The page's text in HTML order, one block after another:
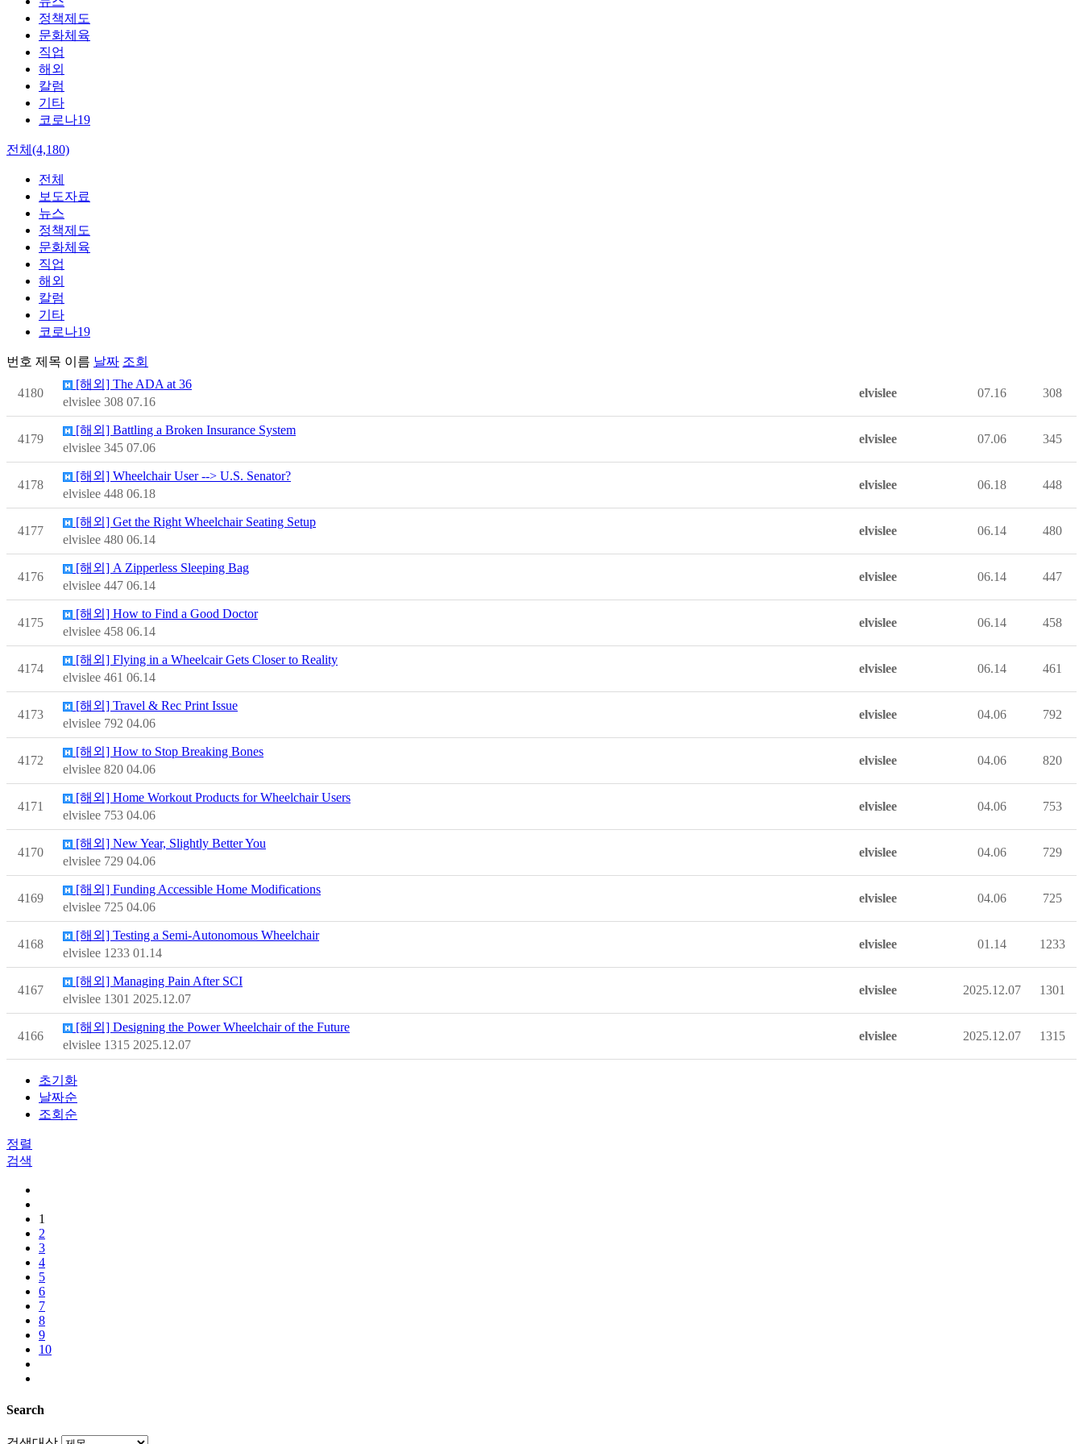
정책제도
문화체육
직업
해외
칼럼
기타
코로나19
전체(4,180)
전체
보도자료
뉴스
정책제도
문화체육
직업
해외
칼럼
기타
코로나19
번호 제목 이름 날짜 조회
4180
[해외] The ADA at 36
elvislee 308 07.16
elvislee 07.16 308
4179
[해외] Battling a Broken Insurance System
elvislee 345 07.06
elvislee 07.06 345
4178
[해외] Wheelchair User --> U.S. Senator?
elvislee 448 06.18
elvislee 06.18 448
4177
[해외] Get the Right Wheelchair Seating Setup
elvislee 480 06.14
elvislee 06.14 480
4176
[해외] A Zipperless Sleeping Bag
elvislee 447 06.14
elvislee 06.14 447
4175
[해외] How to Find a Good Doctor
elvislee 458 06.14
elvislee 06.14 458
4174
[해외] Flying in a Wheelcair Gets Closer to Reality
elvislee 461 06.14
elvislee 06.14 461
4173
[해외] Travel & Rec Print Issue
elvislee 792 04.06
elvislee 04.06 792
4172
[해외] How to Stop Breaking Bones
elvislee 820 04.06
elvislee 04.06 820
4171
[해외] Home Workout Products for Wheelchair Users
elvislee 753 04.06
elvislee 04.06 753
4170
[해외] New Year, Slightly Better You
elvislee 729 04.06
elvislee 04.06 729
4169
[해외] Funding Accessible Home Modifications
elvislee 725 04.06
elvislee 04.06 725
4168
[해외] Testing a Semi-Autonomous Wheelchair
elvislee 1233 01.14
elvislee 01.14 1233
4167
[해외] Managing Pain After SCI
elvislee 1301 2025.12.07
elvislee 2025.12.07 1301
4166
[해외] Designing the Power Wheelchair of the Future
elvislee 1315 2025.12.07
elvislee 2025.12.07 1315
초기화
날짜순
조회순
정렬
검색
1
2
3
4
5
6
7
8
9
10
Search